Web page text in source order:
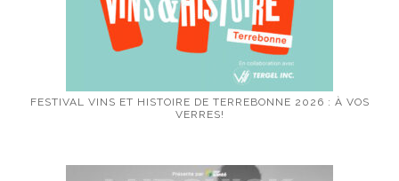
FESTIVAL VINS ET HISTOIRE DE TERREBONNE 2026 : À VOS
VERRES!